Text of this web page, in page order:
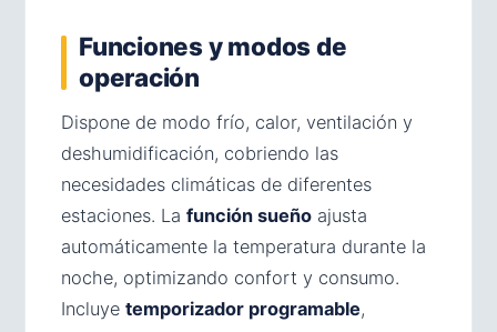
Funciones y modos de
operación
Dispone de modo frío, calor, ventilación y
deshumidificación, cobriendo las
necesidades climáticas de diferentes
estaciones. La función sueño ajusta
automáticamente la temperatura durante la
noche, optimizando confort y consumo.
Incluye temporizador programable,